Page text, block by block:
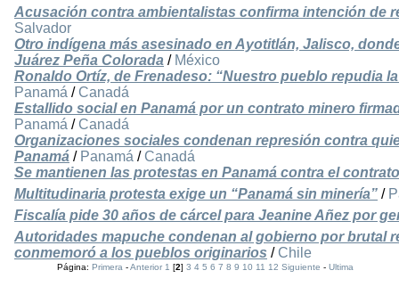
Acusación contra ambientalistas confirma intención de
Salvador
Otro indígena más asesinado en Ayotitlán, Jalisco,
Juárez Peña Colorada / México
Ronaldo Ortíz, de Frenadeso: “Nuestro pueblo repudia
Panamá / Canadá
Estallido social en Panamá por un contrato minero
Panamá / Canadá
Organizaciones sociales condenan represión contra
Panamá / Panamá / Canadá
Se mantienen las protestas en Panamá contra el
Multitudinaria protesta exige un “Panamá sin minería” /
Fiscalía pide 30 años de cárcel para Jeanine Añez por
Autoridades mapuche condenan al gobierno por brutal
conmemoró a los pueblos originarios / Chile
Página:Primera -Anterior 1 [2]3 4 5 6 7 8 9 10 11 12 Siguiente -Ultima